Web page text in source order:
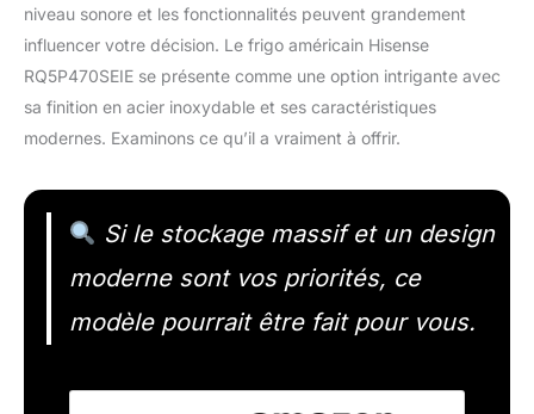
niveau sonore et les fonctionnalités peuvent grandement
influencer votre décision. Le frigo américain Hisense
RQ5P470SEIE se présente comme une option intrigante avec
sa finition en acier inoxydable et ses caractéristiques
modernes. Examinons ce qu’il a vraiment à offrir.
Si le stockage massif et un design
moderne sont vos priorités, ce
modèle pourrait être fait pour vous.